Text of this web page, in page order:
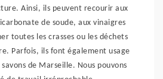
Ainsi, ils peuvent recourir aux
de soude, aux vinaigres
toutes les crasses ou les déchets
Parfois, ils font également usage
de Marseille. Nous pouvons